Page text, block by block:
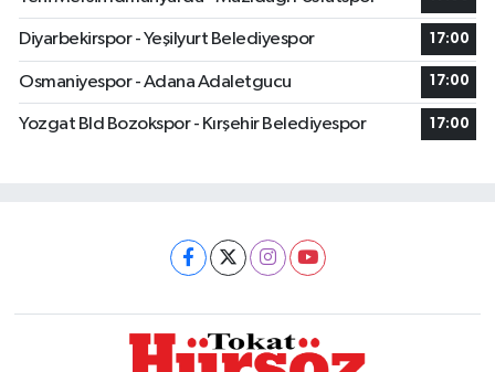
Diyarbekirspor - Yeşilyurt Belediyespor 17:00
Osmaniyespor - Adana Adaletgucu 17:00
Yozgat Bld Bozokspor - Kırşehir Belediyespor 17:00